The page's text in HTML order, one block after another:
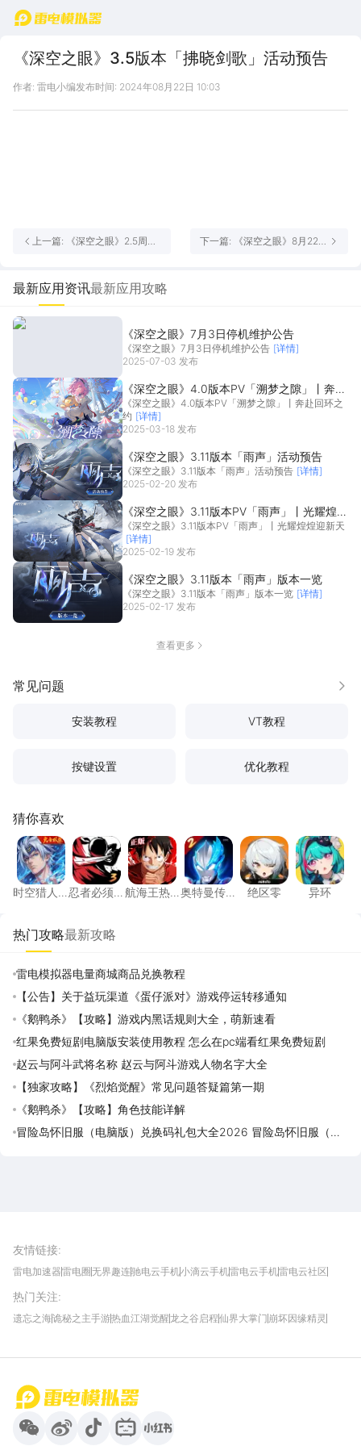
首页
《深空之眼》3.5版本「拂晓剑歌」活动预告
作者: 雷电小编发布时间: 2024年08月22日 10:03
上一篇: 《深空之眼》2.5周年
下一篇: 《深空之眼》8月22日
最新应用资讯最新应用攻略
《深空之眼》7月3日停机维护公告
《深空之眼》7月3日停机维护公告 [详情]
2025-07-03 发布
《深空之眼》4.0版本PV「溯梦之隙」丨奔赴
回环之约
《深空之眼》4.0版本PV「溯梦之隙」丨奔赴回环之
约 [详情]
2025-03-18 发布
《深空之眼》3.11版本「雨声」活动预告
《深空之眼》3.11版本「雨声」活动预告 [详情]
2025-02-20 发布
《深空之眼》3.11版本PV「雨声」丨光耀煌煌
迎新天
《深空之眼》3.11版本PV「雨声」丨光耀煌煌迎新天
[详情]
2025-02-19 发布
《深空之眼》3.11版本「雨声」版本一览
《深空之眼》3.11版本「雨声」版本一览 [详情]
2025-02-17 发布
查看更多
常见问题 更多
安装教程 VT教程
按键设置 优化教程
猜你喜欢
时空猎人·觉醒
时空猎人·
忍者必须死3
忍者必须
航海王热血航线
航海王热
奥特曼传奇英雄2
奥特曼传
绝区零
绝区零
异环
异环
热门攻略最新攻略
雷电模拟器电量商城商品兑换教程
【公告】关于益玩渠道《蛋仔派对》游戏停运转移通知
《鹅鸭杀》【攻略】游戏内黑话规则大全，萌新速看
红果免费短剧电脑版安装使用教程 怎么在pc端看红果免费短剧
赵云与阿斗武将名称 赵云与阿斗游戏人物名字大全
【独家攻略】《烈焰觉醒》常见问题答疑篇第一期
《鹅鸭杀》【攻略】角色技能详解
冒险岛怀旧服（电脑版）兑换码礼包大全2026 冒险岛怀旧服（电
友情链接:
雷电加速器雷电圈无界趣连驰电云手机小滴云手机雷电云手机雷电云社区
我爱vr网华军软件园
热门关注:
遗忘之海诡秘之主手游热血江湖觉醒龙之谷启程仙界大掌门 崩坏因缘精灵
首页
微信
微博 抖音 哔哩哔哩